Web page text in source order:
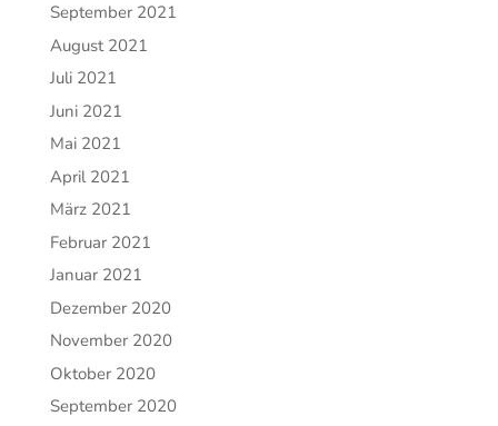
September 2021
August 2021
Juli 2021
Juni 2021
Mai 2021
April 2021
März 2021
Februar 2021
Januar 2021
Dezember 2020
November 2020
Oktober 2020
September 2020